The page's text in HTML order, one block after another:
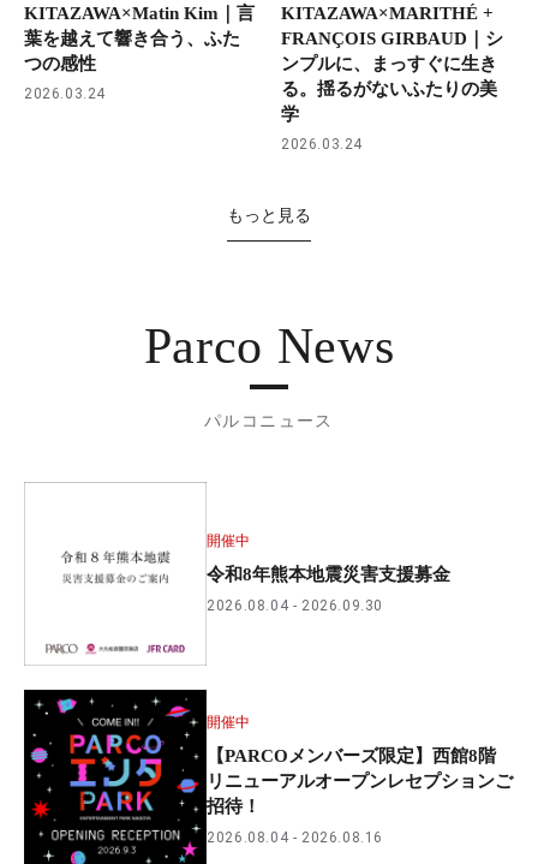
KITAZAWA×Matin Kim｜言
葉を越えて響き合う、ふた
つの感性
2026.03.24
KITAZAWA×MARITHÉ +
FRANÇOIS GIRBAUD｜シ
ンプルに、まっすぐに生き
る。揺るがないふたりの美
学
2026.03.24
もっと見る
Parco News
パルコニュース
開催中
令和8年熊本地震災害支援募金
2026.08.04 2026.09.30
開催中
【PARCOメンバーズ限定】西館8階
リニューアルオープンレセプションご
招待！
2026.08.04 2026.08.16